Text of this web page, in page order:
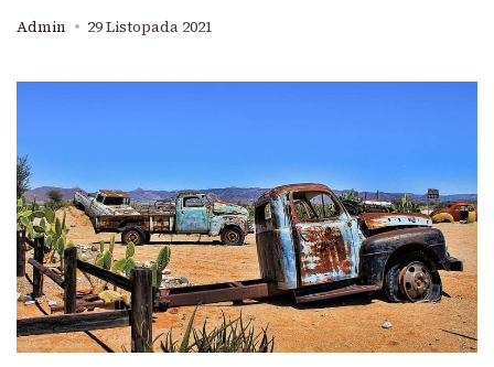
Admin 29 Listopada 2021